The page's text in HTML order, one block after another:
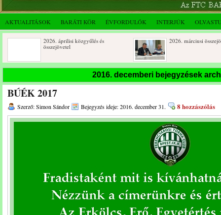
AKTUALITÁSOK BARÁTI KÖR ÉVFORDULÓK INTERJÚK
2026. áprilisi közgyűlés és
2026. márciusi összejövetel
Rendkívüli közgyűlés és a 2025.
Dálnoki József 90 éves
2016. decemberi bejegyzések
BÚÉK 2017
Szerző: Simon Sándor Bejegyzés ideje: 2016. december 31. 8 hozzászólás